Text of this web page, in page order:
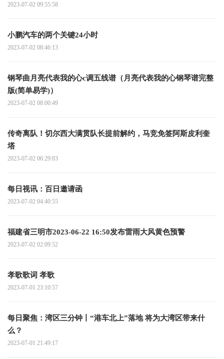
2023-07-02 09:55:58
小鹏汽车的两个关键24小时
2023-07-02 08:46:13
钢琴曲月亮代表我的心c调五线谱（月亮代表我的心钢琴谱完整
版(简单易学)）
2023-07-02 08:00:49
传奇离队！切尔西大满贯队长提前解约，马竞免签阿斯皮利奎
塔
2023-07-02 06:29:03
每日视讯：百日邀请函
2023-07-02 04:40:55
福建省三明市2023-06-22 16:50发布雷雨大风黄色预警
2023-07-02 02:09:52
孝歌歌词 孝歌
2023-07-01 23:10:57
每日聚焦：湾区三分钟丨“港车北上”落地 将为大湾区带来什
么？
2023-07-01 21:49:17